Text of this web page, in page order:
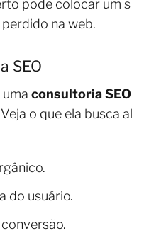
pode colocar um s
na web.
SEO
consultoria SEO
o que ela busca al
do usuário.